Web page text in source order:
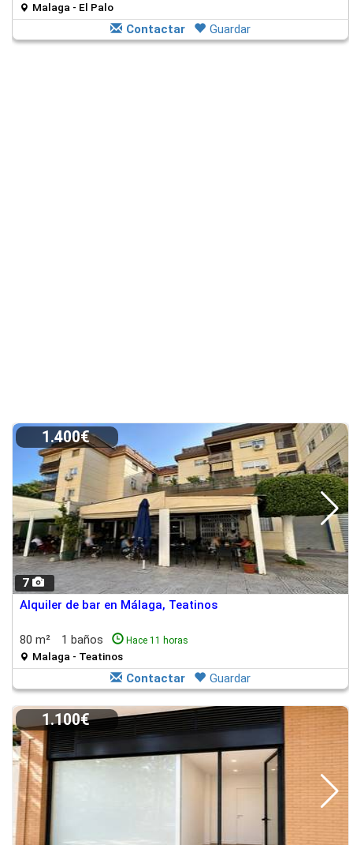
Malaga - El Palo
Contactar Guardar
7
1.400€
Alquiler de bar en Málaga, Teatinos
80 m² 1 baños Hace 11 horas
Malaga - Teatinos
Contactar Guardar
1.100€